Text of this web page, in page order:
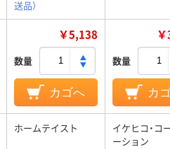
送品）
￥5,138
数量
カゴへ
数量
カ
ホームテイスト
イケヒコ・コ
ーション